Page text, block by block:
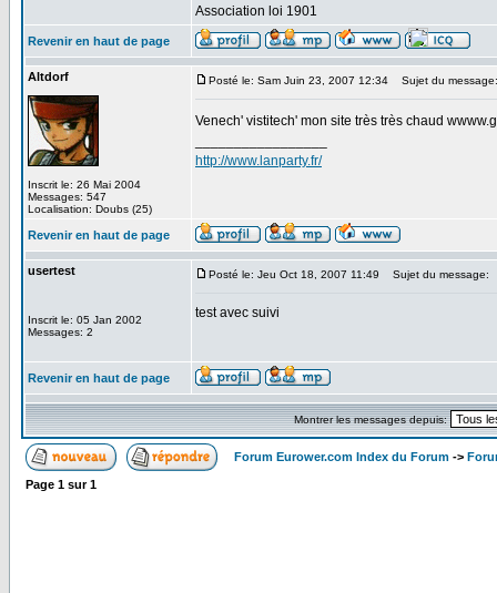
Association loi 1901
Revenir en haut de page
Altdorf
Inscrit le: 26 Mai 2004
Messages: 547
Localisation: Doubs (25)
Posté le: Sam Juin 23, 2007 12:34 Sujet du message:
Venech' vistitech' mon site très très chaud
http://www.lanparty.fr/
Revenir en haut de page
usertest
Inscrit le: 05 Jan 2002
Messages: 2
Posté le: Jeu Oct 18, 2007 11:49 Sujet du message:
test avec suivi
Revenir en haut de page
Montrer les messages depuis:
Forum Eurower.com Index du Forum ->
Page 1 sur1